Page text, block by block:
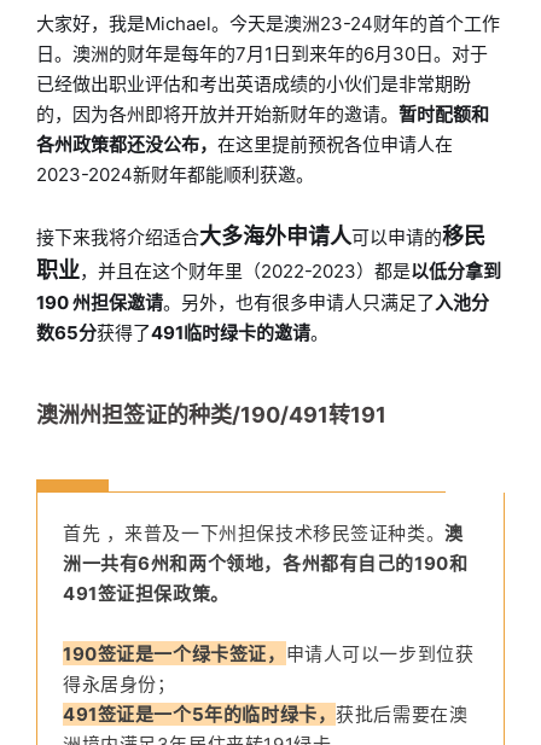
大家好，我是Michael。今天是澳洲23-24财年的首个工作
日。澳洲的财年是每年的7月1日到来年的6月30日。对于
已经做出职业评估和考出英语成绩的小伙们是非常期盼
的，因为各州即将开放并开始新财年的邀请。 暂时配额和
各州政策都还没公布， 在这里提前预祝各位申请人在
2023-2024新财年都能顺利获邀。
接下来我将介绍适合大多海外申请人可以申请的移民
职业， 并且在这个财年里（2022-2023）都是以低分拿到
190 州担保邀请。另外，也有很多申请人只满足了入池分
数65分获得了491临时绿卡的邀请。
澳洲州担签证的种类/190/491转191
首先 ，来普及一下州担保技术移民签证种类。澳
洲一共有6州和两个领地，各州都有自己的190和
491签证担保政策。
190签证是一个绿卡签证， 申请人可以一步到位获
得永居身份；
491签证是一个5年的临时绿卡，获批后需要在澳